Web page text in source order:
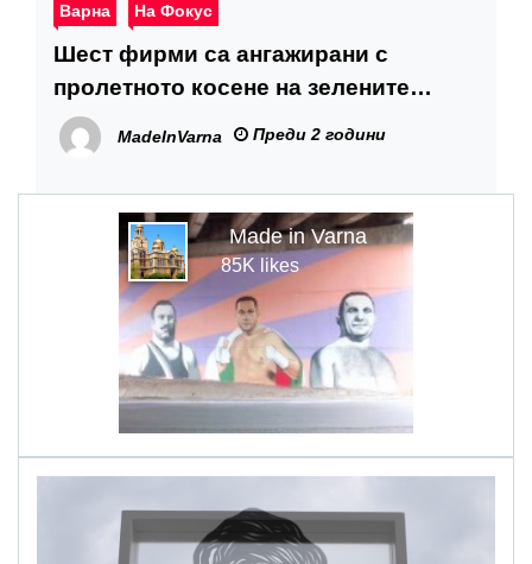
Варна На Фокус
Шест фирми са ангажирани с
пролетното косене на зелените
площи във Варна
MadeInVarna Преди 2 години
Made in Varna
85K likes